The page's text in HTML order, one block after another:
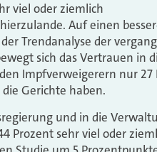
viel oder ziemlich
Auf einen
Trendanalyse der
sich das Vertrauen in
Impfverweigerern nur
Gerichte haben.
und in die
Prozent sehr viel oder